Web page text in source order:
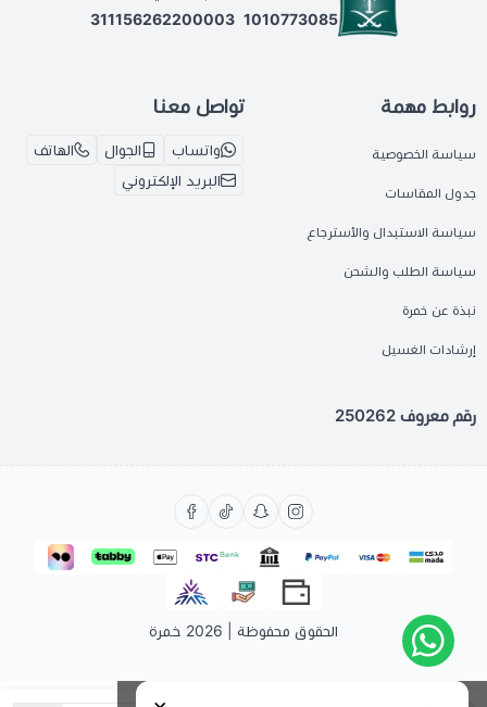
1010773085
311156262200003
روابط مهمة
سياسة الخصوصية
جدول المقاسات
سياسة الاستبدال والأسترجاع
سياسة الطلب والشحن
نبذة عن خمرة
إرشادات الغسيل
تواصل معنا
واتساب الجوال
الهاتف
البريد الإلكتروني
رقم معروف 250262
الحقوق محفوظة | 2026 خمرة